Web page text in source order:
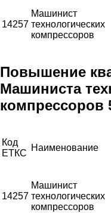
14257
Машинист
технологических
компрессоров
Повышение
Машиниста
компрессоров
Код
ЕТКС
Наименование
14257
Машинист
технологических
компрессоров